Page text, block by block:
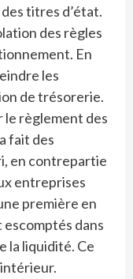
titres d’état.
des règles
En
les
de trésorerie.
le règlement des
fait des
en contrepartie
entreprises
première en
dans
la liquidité. Ce